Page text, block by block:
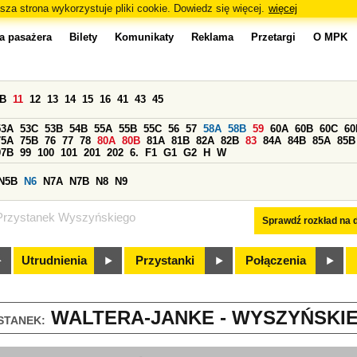
strona wykorzystuje pliki cookie. Dowiedz się więcej. więcej
Wyszyńskiego
pasażera Bilety Komunikaty Reklama Przetargi O MPK
Sprawdź rozkład na
11 12 13 14 15 16 41 43 45
53C 53B 54B 55A 55B 55C 56 57 58A 58B 59 60A 60B 60C
75B 76 77 78 80A 80B 81A 81B 82A 82B 83 84A 84B 85A 85B
99 100 101 201 202 6. F1 G1 G2 H W
N6 N7A N7B N8 N9
Utrudnienia Przystanki Połączenia
WALTERA-JANKE -